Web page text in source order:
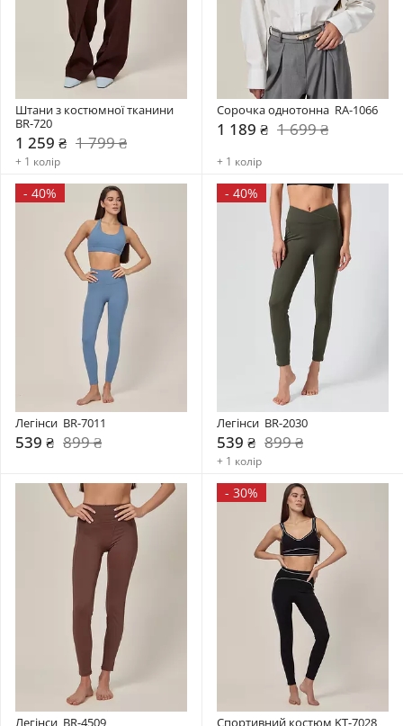
Штани з костюмної тканини
BR-720
1 259 ₴ 1 799 ₴
+ 1 колір
Сорочка однотонна  RA-1066
1 189 ₴ 1 699 ₴
+ 1 колір
- 40%
Легінси  BR-7011
539 ₴ 899 ₴
- 40%
Легінси  BR-2030
539 ₴ 899 ₴
+ 1 колір
Легінси  BR-4509
- 30%
Спортивний костюм KT-7028